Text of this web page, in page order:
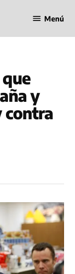
Menú
y
contra